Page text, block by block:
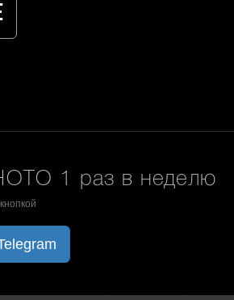
1 раз в неделю